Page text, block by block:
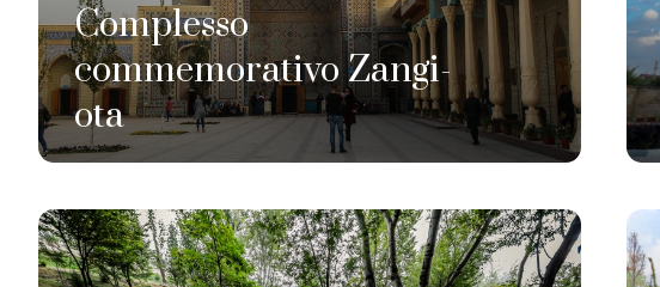
Complesso
commemorativo Zangi-
ota